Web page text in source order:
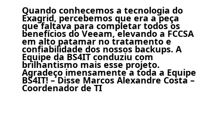
Quando conhecemos a tecnologia do
Exagrid, percebemos que era a peça
que faltava para completar todos os
benefícios do Veeam, elevando a FCCSA
em alto patamar no tratamento e
confiabilidade dos nossos backups. A
Equipe da BS4IT conduziu com
brilhantismo mais esse projeto.
Agradeço imensamente a toda a Equipe
BS4IT! – Disse Marcos Alexandre Costa –
Coordenador de TI